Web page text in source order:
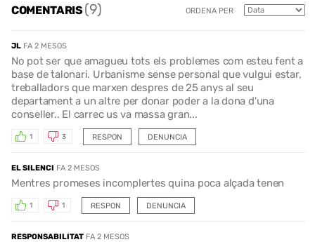
COMENTARIS(9) ORDENA PER
JL FA 2 MESOS
No pot ser que amagueu tots els problemes com esteu fent a
base de talonari. Urbanisme sense personal que vulgui estar,
treballadors que marxen despres de 25 anys al seu
departament a un altre per donar poder a la dona d'una
conseller.. El carrec us va massa gran...
RESPON
1 3 DENUNCIA
EL SILENCI FA 2 MESOS
Mentres promeses incomplertes quina poca alçada tenen
RESPON
1 1 DENUNCIA
RESPONSABILITAT FA 2 MESOS